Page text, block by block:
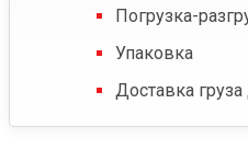
Погрузка-
Упаковка
Доставка груза